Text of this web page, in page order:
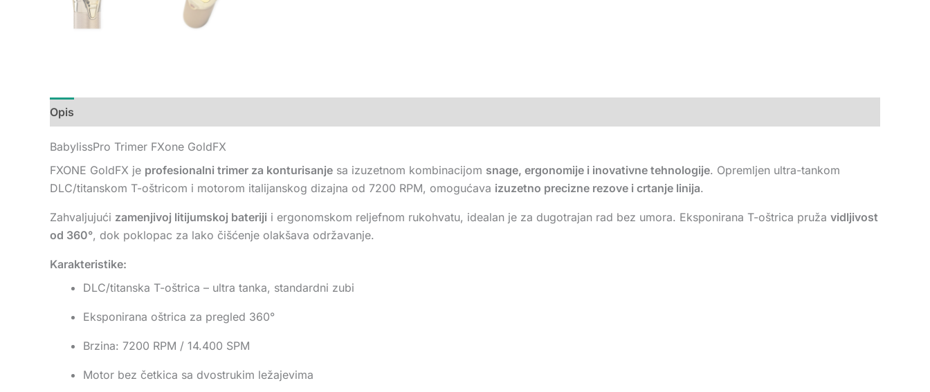
Opis
BabylissPro Trimer FXone GoldFX
FXONE GoldFX je profesionalni trimer za konturisanje sa izuzetnom kombinacijom snage, ergonomije i inovativne tehnologije. Opremljen ultra-tankom
DLC/titanskom T-oštricom i motorom italijanskog dizajna od 7200 RPM, omogućava izuzetno precizne rezove i crtanje linija.
Zahvaljujući zamenjivoj litijumskoj bateriji i ergonomskom reljefnom rukohvatu, idealan je za dugotrajan rad bez umora. Eksponirana T-oštrica pruža vidljivost
od 360°, dok poklopac za lako čišćenje olakšava održavanje.
Karakteristike:
DLC/titanska T-oštrica – ultra tanka, standardni zubi
Eksponirana oštrica za pregled 360°
Brzina: 7200 RPM / 14.400 SPM
Motor bez četkica sa dvostrukim ležajevima